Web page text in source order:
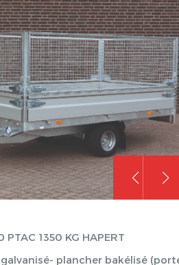
1350 KG HAPERT
plancher bakélisé